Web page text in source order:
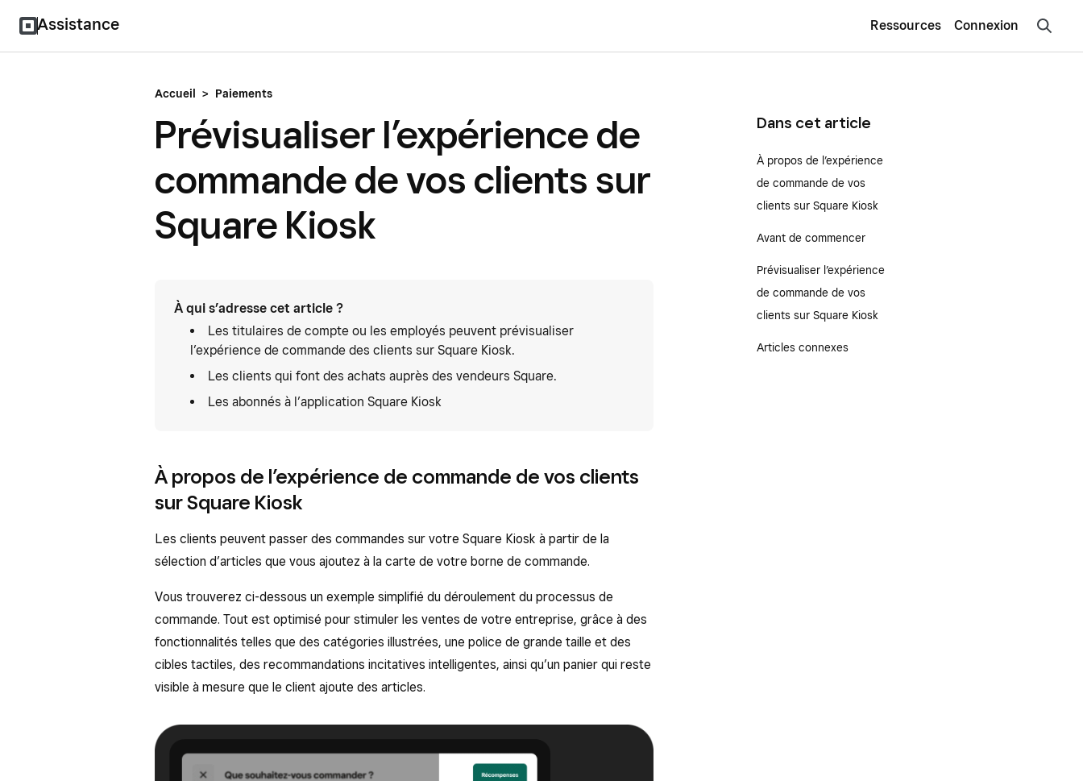
Assistance Ressources Connexion
Accueil > Paiements
Prévisualiser l’expérience de
commande de vos clients sur
Square Kiosk
À qui s’adresse cet article ?
Les titulaires de compte ou les employés peuvent prévisualiser
l’expérience de commande des clients sur Square Kiosk.
Les clients qui font des achats auprès des vendeurs Square.
Les abonnés à l’application Square Kiosk
À propos de l’expérience de commande de vos clients
sur Square Kiosk
Les clients peuvent passer des commandes sur votre Square Kiosk à partir de la
sélection d’articles que vous ajoutez à la carte de votre borne de commande.
Vous trouverez ci-dessous un exemple simplifié du déroulement du processus de
commande. Tout est optimisé pour stimuler les ventes de votre entreprise, grâce à des
fonctionnalités telles que des catégories illustrées, une police de grande taille et des
cibles tactiles, des recommandations incitatives intelligentes, ainsi qu’un panier qui reste
visible à mesure que le client ajoute des articles.
Dans cet article
À propos de l’expérience
de commande de vos
clients sur Square Kiosk
Avant de commencer
Prévisualiser l’expérience
de commande de vos
clients sur Square Kiosk
Articles connexes